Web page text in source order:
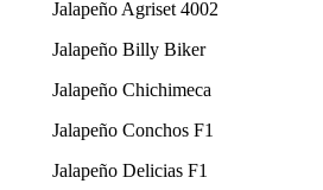
Jalapeño Agriset 4002
Jalapeño Billy Biker
Jalapeño Chichimeca
Jalapeño Conchos F1
Jalapeño Delicias F1